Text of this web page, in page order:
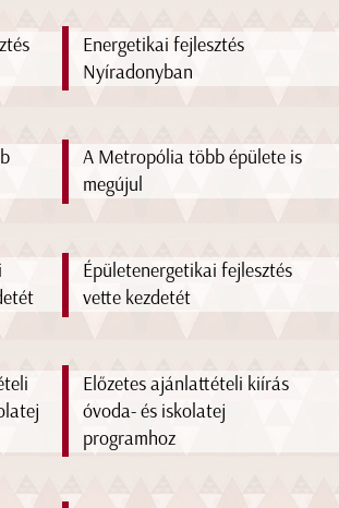
Energetikai fejlesztés
Nyíradonyban
A Metropólia több épülete is
megújul
Épületenergetikai fejlesztés
vette kezdetét
Előzetes ajánlattételi kiírás
óvoda- és iskolatej
programhoz